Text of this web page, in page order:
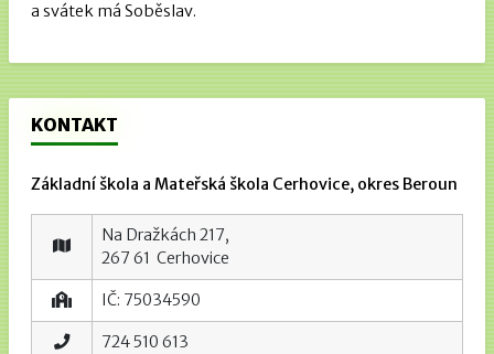
a svátek má Soběslav.
KONTAKT
Základní škola a Mateřská škola Cerhovice, okres Beroun
Na Dražkách 217,
267 61 Cerhovice
IČ: 75034590
724 510 613